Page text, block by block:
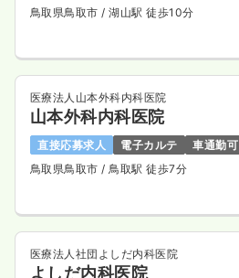
鳥取県鳥取市 / 湖山駅 徒歩10分
医療法人山本外科内科医院
山本外科内科医院
直接応募求人 電子カルテ
車通勤可
鳥取県鳥取市 / 鳥取駅 徒歩7分
医療法人社団よしだ内科医院
よしだ内科医院